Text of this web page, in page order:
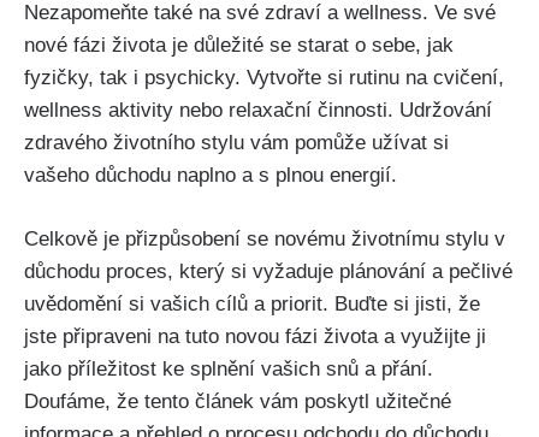
Nezapomeňte také na své zdraví a wellness. Ve své
nové fázi života je důležité se starat o sebe, jak
fyzičky, tak i psychicky. Vytvořte si rutinu na cvičení,
wellness aktivity nebo relaxační činnosti. Udržování
zdravého životního stylu vám pomůže užívat si
vašeho důchodu naplno a s plnou energií.
Celkově je přizpůsobení se novému životnímu stylu v
důchodu proces, který si vyžaduje plánování a pečlivé
uvědomění si vašich cílů a priorit. Buďte si jisti, že
jste připraveni na tuto novou fázi života a využijte ji
jako příležitost ke splnění vašich snů a přání.
Doufáme, že tento článek vám poskytl užitečné